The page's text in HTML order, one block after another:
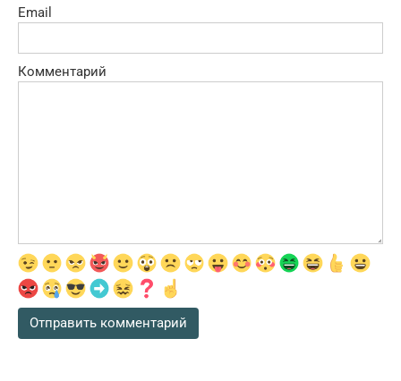
Email
Комментарий